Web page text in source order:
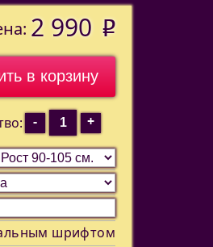
2 990 o
-
+
шрифтом